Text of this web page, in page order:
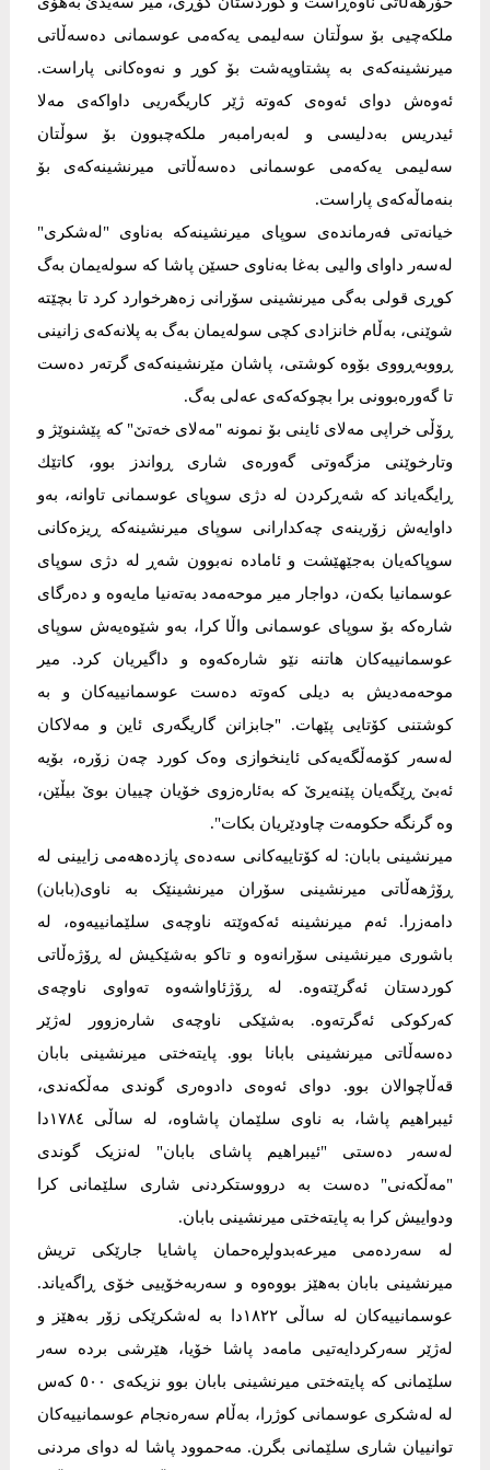
ملكه‌چیى بۆ سوڵتان سه‌لیمی یه‌كه‌می عوسمانی ده‌سه‌ڵاتی
میرنشینه‌كه‌ی به‌ پشتاوپه‌شت بۆ كوڕ و نه‌وه‌كانی پاراست.
ئه‌وه‌ش دواى ئه‌وه‌ی كه‌وته‌ ژێر كاریگه‌ریی داواكه‌ى مه‌لا
ئیدریس به‌دلیسی و له‌به‌رامبه‌ر ملكه‌چبوون بۆ سوڵتان
سه‌لیمی یه‌كه‌مى عوسمانى ده‌سه‌ڵاتى میرنشینه‌كه‌ی بۆ
بنه‌ماڵه‌كه‌ى پاراست.
خیانەتی فه‌رمانده‌ی سوپای میرنشینه‌كه‌ به‌ناوى "له‌شكرى"
له‌سه‌ر داوای والیى به‌غا به‌ناوی حسێن پاشا که‌ سوله‌یمان به‌گ
كوڕى قولى به‌گى میرنشینی سۆرانی زەهرخوارد كرد تا بچێتە
شوێنی، بەڵام خانزادی کچی سولەیمان بەگ بە پلانەکەی زانینی
ڕووبەڕووی بۆوە کوشتی، پاشان مێرنشینەکەی گرتەر دەست
تا گەورەبوونی برا بچوکەکەی عەلی بەگ.
ڕۆڵی خراپی مەلای ئاینی بۆ نمونە "مه‌لاى خه‌تێ" کە پێشنوێژ و
وتارخوێنى مزگه‌وتی گه‌وره‌ی شارى ڕواندز بوو، كاتێك
ڕایگه‌یاند كه‌ شه‌ڕكردن له‌ دژی سوپای عوسمانی تاوانه‌، به‌و
داوایه‌ش زۆرینه‌ی چه‌كدارانی سوپای میرنشینه‌كه‌ ڕیزه‌كانی
سوپاكه‌یان به‌جێهێشت و ئاماده‌ نه‌بوون شه‌ڕ له‌ دژی سوپای
عوسمانیا بكه‌ن، دواجار میر موحه‌مه‌د بەته‌نیا مایەوە و ده‌رگاى
شاره‌كه‌ بۆ سوپای عوسمانى واڵا كرا، به‌و شێوه‌یه‌ش سوپای
عوسمانییه‌كان هاتنه‌ نێو شاره‌كه‌وه‌ و داگیریان كرد. میر
موحه‌مه‌دیش به ‌دیلی كه‌وته‌ ده‌ست عوسمانییه‌كان و به‌
كوشتنی كۆتایی پێهات. "جابزانن گاریگەری ئاین و مەلاکان
لەسەر کۆمەڵگەیەکی ئاینخوازی وەک کورد چەن زۆرە، بۆیە
ئەبێ ڕێگەیان پێنەیرێ کە بەئارەزوی خۆیان چییان بوێ بیڵێن،
وە گرنگە حکومەت چاودێریان بکات".
میرنشینی بابان: له‌ کۆتاییەکانی سەدەی پازدەهەمی زایینی لە
ڕۆژهەڵاتی میرنشینی سۆران میرنشینێک بە ناوی(بابان)
دامەزرا. ئەم میرنشینە ئەکەوێتە ناوچەی سلێمانییەوە، لە
باشوری میرنشینی سۆرانەوە و تاکو بەشێکیش لە ڕۆژەڵاتی
کوردستان ئەگرێتەوە. لە ڕۆژئاواشەوە تەواوی ناوچەی
کەرکوکی ئەگرتەوە. بەشێکی ناوچەی شارەزوور لەژێر
دەسەڵاتی میرنشینی بابانا بوو. پایتەختی میرنشینی بابان
قەڵاچوالان بوو. دوای ئەوەی دادوەری گوندی مەڵکەندی،
ئیبراھیم پاشا، بە ناوی سلێمان پاشاوە، لە ساڵی ١٧٨٤دا
لەسەر دەستی "ئیبراهیم پاشای بابان" لەنزیک گوندی
"مەڵکەنی" دەست بە درووستکردنی شاری سلێمانی کرا
ودواییش کرا بە پایتەختی میرنشینی بابان.
لە سەردەمی میرعەبدولڕەحمان پاشایا جارێکی تریش
میرنشینی بابان بەھێز بووەوە و سەربەخۆییی خۆی ڕاگەیاند.
عوسمانییەکان لە ساڵی ١٨٢٢دا بە لەشکرێکی زۆر بەھێز و
لەژێر سەرکردایەتیی مامەد پاشا خۆیا، ھێرشی بردە سەر
سلێمانی کە پایتەختی میرنشینی بابان بوو نزیکەی ٥٠٠ کەس
لە لەشکری عوسمانی کوژرا، بەڵام سەرەنجام عوسمانییەکان
توانییان شاری سلێمانی بگرن. مەحموود پاشا لە دوای مردنی